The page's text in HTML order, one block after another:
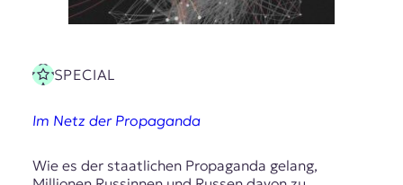
SPECIAL
Im Netz der Propaganda
Wie es der staatlichen Propaganda gelang,